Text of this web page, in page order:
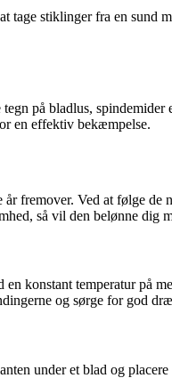
stiklinger fra en sund
på bladlus,
en effektiv bekæmpelse.
fremover. Ved at følge
så vil den belønne dig
konstant temperatur på
og sørge for god
under et blad og